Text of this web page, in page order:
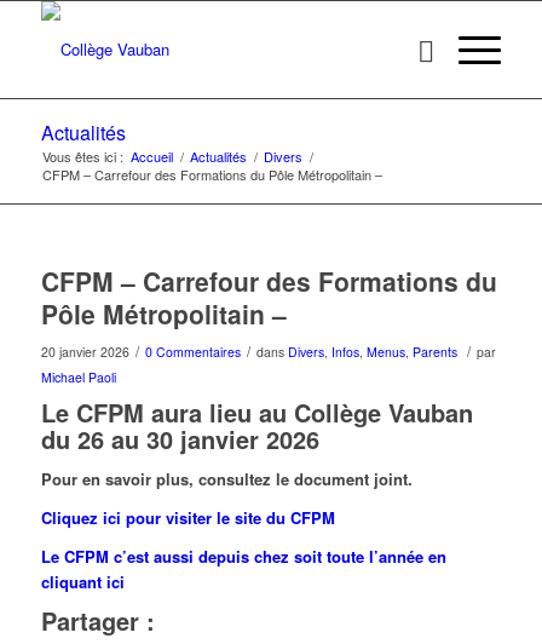
Actualités
Vous êtes ici : Accueil / Actualités / Divers /
CFPM – Carrefour des Formations du Pôle Métropolitain –
CFPM – Carrefour des Formations du
Pôle Métropolitain –
20 janvier 2026 / 0 Commentaires / dans Divers, Infos, Menus, Parents / par
Michael Paoli
Le CFPM aura lieu au Collège Vauban
du 26 au 30 janvier 2026
Pour en savoir plus, consultez le document joint.
Cliquez ici pour visiter le site du CFPM
Le CFPM c’est aussi depuis chez soit toute l’année en
cliquant ici
Partager :